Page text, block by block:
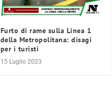
Furto di rame sulla Linea 1
della Metropolitana: disagi
per i turisti
15 Luglio 2023